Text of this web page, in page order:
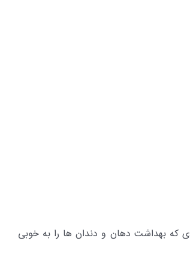
که بهداشت دهان و دندان ها را به خوبی